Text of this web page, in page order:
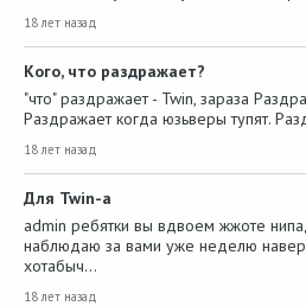
18 лет назад
Кого, что раздражает?
"что" раздражает - Twin, зараза
Раздражает когда юзьверы тупят.
18 лет назад
Для Twin-а
admin ребятки вы вдвоем жжоте
наблюдаю за вами уже неделю
хотабыч…
18 лет назад